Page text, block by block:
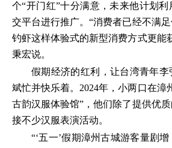
个“开门红”十分满意，未来他计划
交平台进行推广。“消费者已经不满
钓虾这样体验式的新型消费方式更能
秉宏说。
假期经济的红利，让台湾青年李
斌忙并快乐着。2024年，小两口在漳
古韵汉服体验馆”，他们除了提供优
接不少汉服表演活动。
“‘五一’假期漳州古城游客量剧